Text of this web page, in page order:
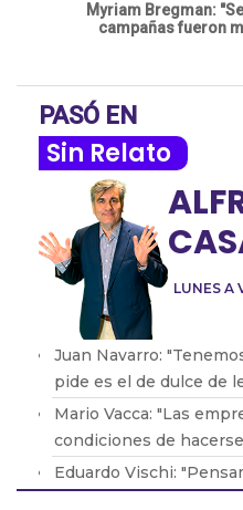
Myriam Bregman:
campañas fueron
PASÓ EN
Sin Relato
LUNES A
Juan Navarro:
pide es el de dulce de
Mario Vacca: "Las
condiciones de
Eduardo Vischi: